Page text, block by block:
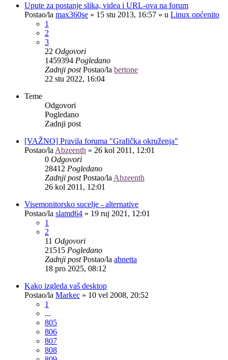
Upute za postanje slika, videa i URL-ova na forum
Postao/la max360se » 15 stu 2013, 16:57 » u Linux općenito
1
2
3
22 Odgovori
1459394 Pogledano
Zadnji postPostao/la bertone
22 stu 2022, 16:04
Teme
Odgovori
Pogledano
Zadnji post
[VAŽNO] Pravila foruma "Grafička okruženja"
Postao/la Abzeenth » 26 kol 2011, 12:01
0 Odgovori
28412 Pogledano
Zadnji postPostao/la Abzeenth
26 kol 2011, 12:01
Visemonitorsko sucelje - alternative
Postao/la slamd64 » 19 ruj 2021, 12:01
1
2
11 Odgovori
21515 Pogledano
Zadnji postPostao/la abnetta
18 pro 2025, 08:12
Kako izgleda vaš desktop
Postao/la Markec » 10 vel 2008, 20:52
1
...
805
806
807
808